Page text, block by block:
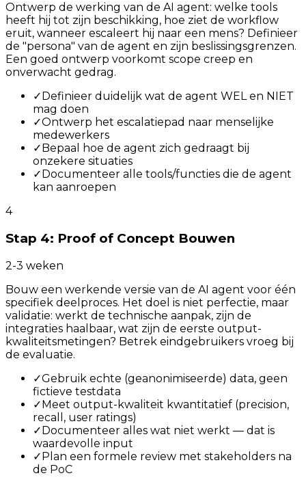
Ontwerp de werking van de AI agent: welke tools
heeft hij tot zijn beschikking, hoe ziet de workflow
eruit, wanneer escaleert hij naar een mens? Definieer
de "persona" van de agent en zijn beslissingsgrenzen.
Een goed ontwerp voorkomt scope creep en
onverwacht gedrag.
✓ Definieer duidelijk wat de agent WEL en NIET
mag doen
✓Ontwerp het escalatiepad naar menselijke
medewerkers
✓ Bepaal hoe de agent zich gedraagt bij
onzekere situaties
✓ Documenteer alle tools/functies die de agent
kan aanroepen
4
Stap 4: Proof of Concept Bouwen
2-3 weken
Bouw een werkende versie van de AI agent voor één
specifiek deelproces. Het doel is niet perfectie, maar
validatie: werkt de technische aanpak, zijn de
integraties haalbaar, wat zijn de eerste output-
kwaliteitsmetingen? Betrek eindgebruikers vroeg bij
de evaluatie.
✓Gebruik echte (geanonimiseerde) data, geen
fictieve testdata
✓Meet output-kwaliteit kwantitatief (precision,
recall, user ratings)
✓Documenteer alles wat niet werkt — dat is
waardevolle input
✓Plan een formele review met stakeholders na
de PoC